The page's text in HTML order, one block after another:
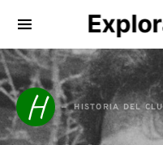
Search for:
H HISTORIA DEL